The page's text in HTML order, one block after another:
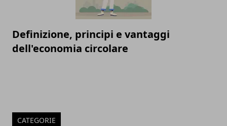
Definizione, principi e vantaggi
dell'economia circolare
CATEGORIE